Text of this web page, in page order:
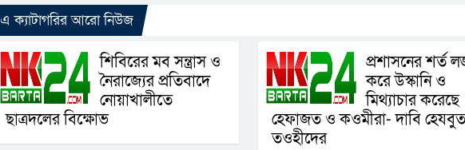
এ ক্যাটাগরির আরো নিউজ
শিবিরের মব সন্ত্রাস ও
নৈরাজ্যের প্রতিবাদে
নোয়াখালীতে
ছাত্রদলের বিক্ষোভ
প্রশাসনের শর্ত
করে উস্কানি ও
মিথ্যাচার করেছে
হেফাজত ও কওমীরা- দাবি হেযবুত
তওহীদের